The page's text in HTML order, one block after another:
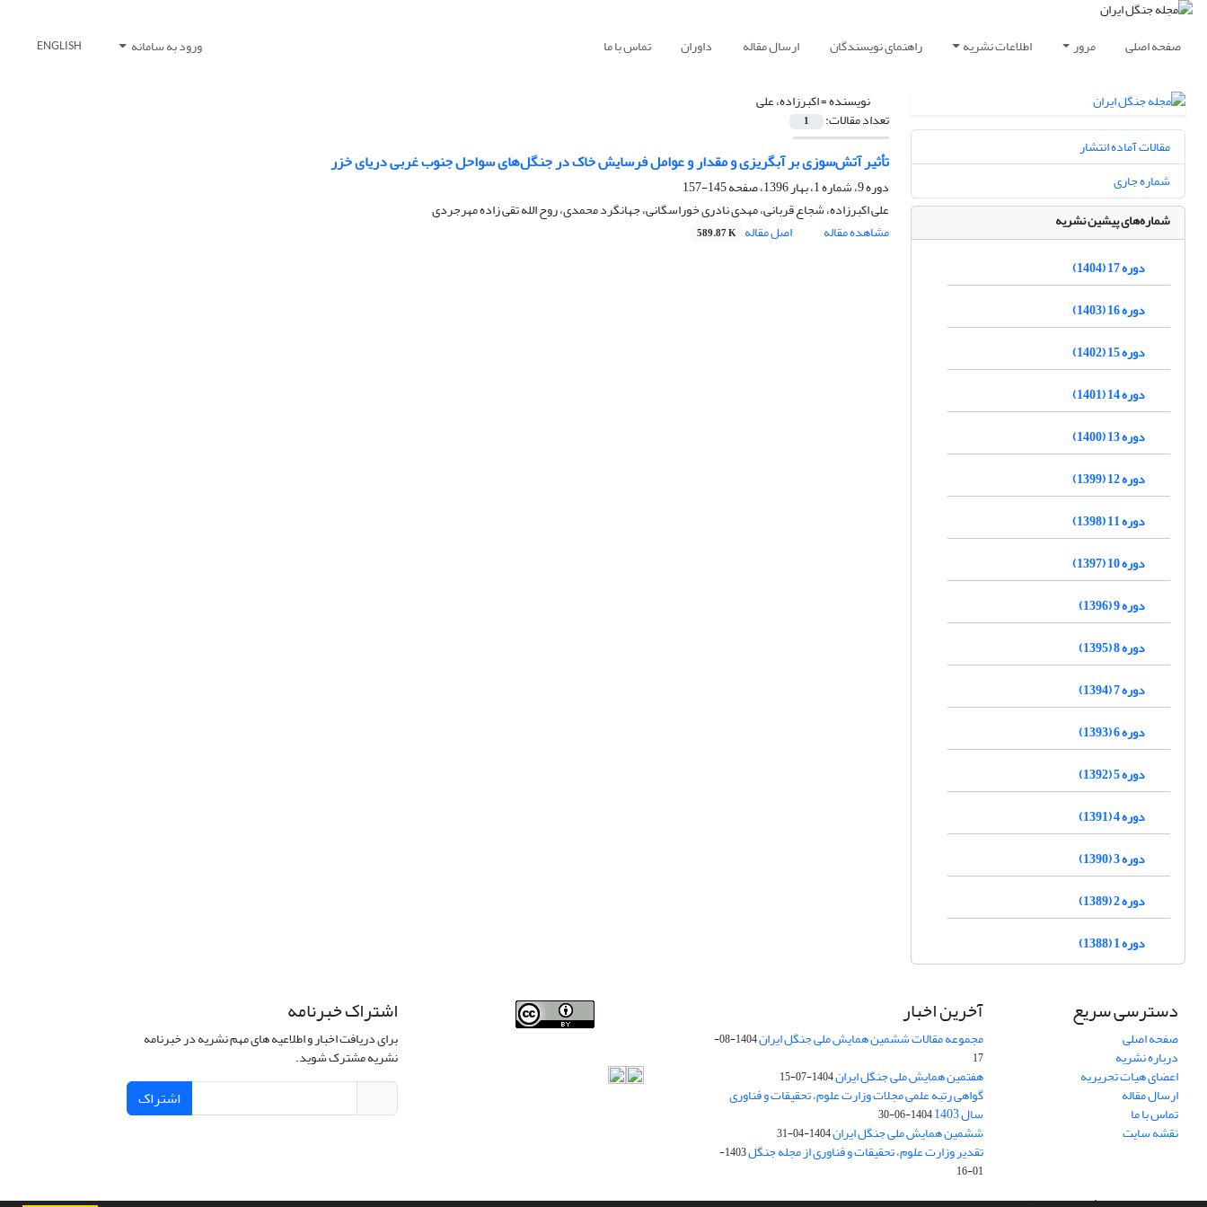
صفحه اصلی مرور اطلاعات نشریه راهنمای نویسندگان ارسال مقاله داوران تماس با ما ورود به سامانه ENGLISH
نویسنده =اکبرزاده، علی
تعداد مقالات: 1
تأثیر آتش‌سوزی بر آبگریزی و مقدار و عوامل فرسایش خاک در جنگل‌های سواحل جنوب غربی دریای خزر
دوره 9، شماره 1، بهار 1396، صفحه
145-157
علی اکبرزاده، شجاع قربانی، مهدی نادری خوراسگانی، جهانگرد محمدی، روح الله تقی زاده مهرجردی
مشاهده مقاله
اصل مقاله 589.87 K
مقالات آماده انتشار
شماره جاری
شماره‌های پیشین نشریه
دوره 17 (1404)
دوره 16 (1403)
دوره 15 (1402)
دوره 14 (1401)
دوره 13 (1400)
دوره 12 (1399)
دوره 11 (1398)
دوره 10 (1397)
دوره 9 (1396)
دوره 8 (1395)
دوره 7 (1394)
دوره 6 (1393)
دوره 5 (1392)
دوره 4 (1391)
دوره 3 (1390)
دوره 2 (1389)
دوره 1 (1388)
دسترسی سریع
صفحه اصلی
درباره نشریه
اعضای هیات تحریریه
ارسال مقاله
تماس با ما
نقشه سایت
آخرین اخبار
مجموعه مقالات ششمین همایش ملی جنگل ایران
1404-08-
17
هفتمین همایش ملی جنگل ایران1404-07-15
گواهی رتبه علمی مجلات وزارت علوم، تحقیقات و فناوری
سال 1403 1404-06-30
ششمین همایش ملی جنگل ایران1404-04-31
تقدیر وزارت علوم، تحقیقات و فناوری از مجله جنگل
1403-
01-16
Attribution 4.0 International
اشتراک خبرنامه
برای دریافت اخبار و اطلاعیه های مهم نشریه در خبرنامه
نشریه مشترک شوید.
اشتراک